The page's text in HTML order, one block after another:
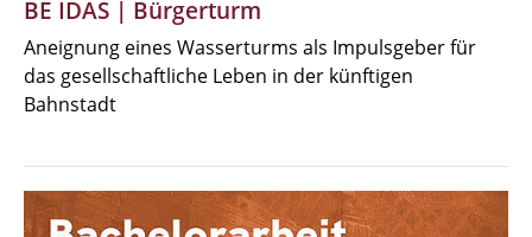
BE IDAS | Bürgerturm
Aneignung eines Wasserturms als Impulsgeber für
das gesellschaftliche Leben in der künftigen
Bahnstadt